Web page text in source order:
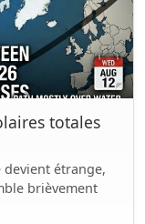
totales
devient étrange,
brièvement